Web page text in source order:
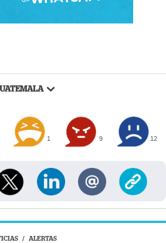
1 9 12
/ ALERTAS